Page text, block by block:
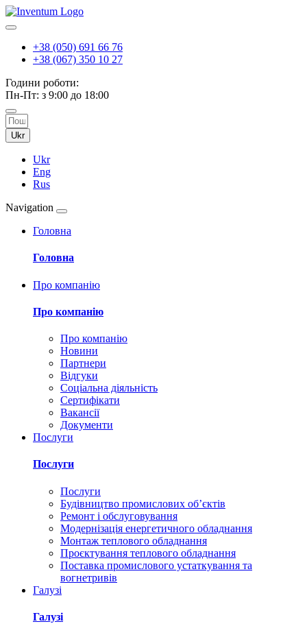
+38 (050) 691 66 76
+38 (067) 350 10 27
Години роботи:
Пн-Пт: з 9:00 до 18:00
Ukr
Ukr
Eng
Rus
Navigation
Головна
Головна
Про компанію
Про компанію
Про компанію
Новини
Партнери
Відгуки
Соціальна діяльність
Сертифікати
Вакансії
Документи
Послуги
Послуги
Послуги
Будівництво промислових обʼєктів
Ремонт і обслуговування
Модернізація енергетичного обладнання
Монтаж теплового обладнання
Проєктування теплового обладнання
Поставка промислового устаткування та
вогнетривів
Галузі
Галузі